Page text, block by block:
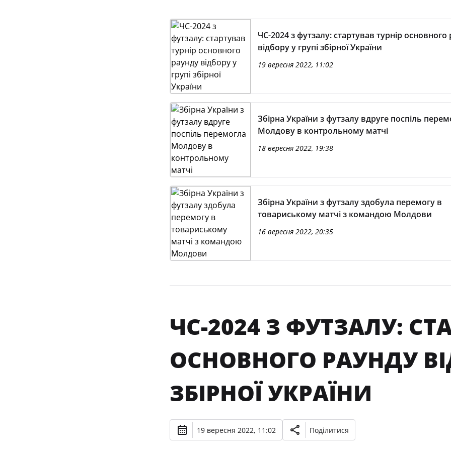
ЧС-2024 з футзалу: стартував турнір основного
відбору у групі збірної України
19 вересня 2022, 11:02
Збірна України з футзалу вдруге поспіль
Молдову в контрольному матчі
18 вересня 2022, 19:38
Збірна України з футзалу здобула перемогу в
товариському матчі з командою Молдови
16 вересня 2022, 20:35
ЧС-2024 З ФУТЗАЛУ:
ОСНОВНОГО РАУНДУ
ЗБІРНОЇ УКРАЇНИ
19 вересня 2022, 11:02 Поділитися